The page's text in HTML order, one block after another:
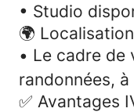
• Studio
🌍
• Le cadre de
randonnées,
✅ Avantages